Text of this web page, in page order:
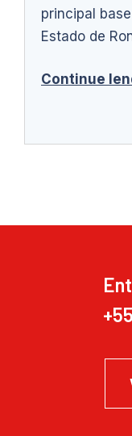
principal
Estado de
Continue